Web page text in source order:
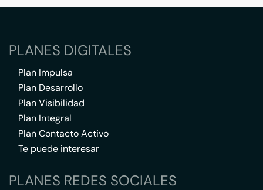
PLANES DIGITALES
Plan Impulsa
Plan Desarrollo
Plan Visibilidad
Plan Integral
Plan Contacto Activo
Te puede interesar
PLANES REDES SOCIALES